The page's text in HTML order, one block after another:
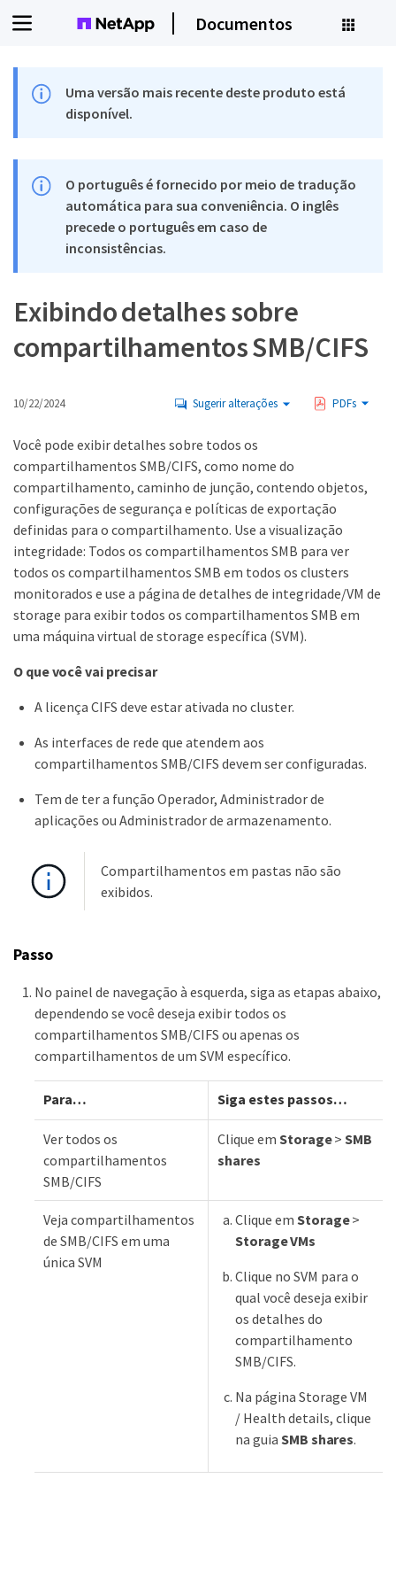
Documentos
Uma versão mais recente deste produto está
disponível.
O português é fornecido por meio de tradução
automática para sua conveniência. O inglês
precede o português em caso de
inconsistências.
Exibindo detalhes sobre
compartilhamentos SMB/CIFS
10/22/2024 Sugerir alterações PDFs
Você pode exibir detalhes sobre todos os
compartilhamentos SMB/CIFS, como nome do
compartilhamento, caminho de junção, contendo objetos,
configurações de segurança e políticas de exportação
definidas para o compartilhamento. Use a visualização
integridade: Todos os compartilhamentos SMB para ver
todos os compartilhamentos SMB em todos os clusters
monitorados e use a página de detalhes de integridade/VM de
storage para exibir todos os compartilhamentos SMB em
uma máquina virtual de storage específica (SVM).
O que você vai precisar
A licença CIFS deve estar ativada no cluster.
As interfaces de rede que atendem aos
compartilhamentos SMB/CIFS devem ser configuradas.
Tem de ter a função Operador, Administrador de
aplicações ou Administrador de armazenamento.
Compartilhamentos em pastas não são
exibidos.
Passo
No painel de navegação à esquerda, siga as etapas abaixo,
dependendo se você deseja exibir todos os
compartilhamentos SMB/CIFS ou apenas os
compartilhamentos de um SVM específico.
Para…​ Siga estes passos…​
Ver todos os
compartilhamentos
SMB/CIFS
Clique em Storage>SMB
shares
Veja compartilhamentos
de SMB/CIFS em uma
única SVM
Clique em Storage>
Storage VMs
Clique no SVM para o
qual você deseja exibir
os detalhes do
compartilhamento
SMB/CIFS.
Na página Storage VM
/ Health details, clique
na guia SMB shares.